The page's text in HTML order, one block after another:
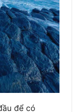
để có